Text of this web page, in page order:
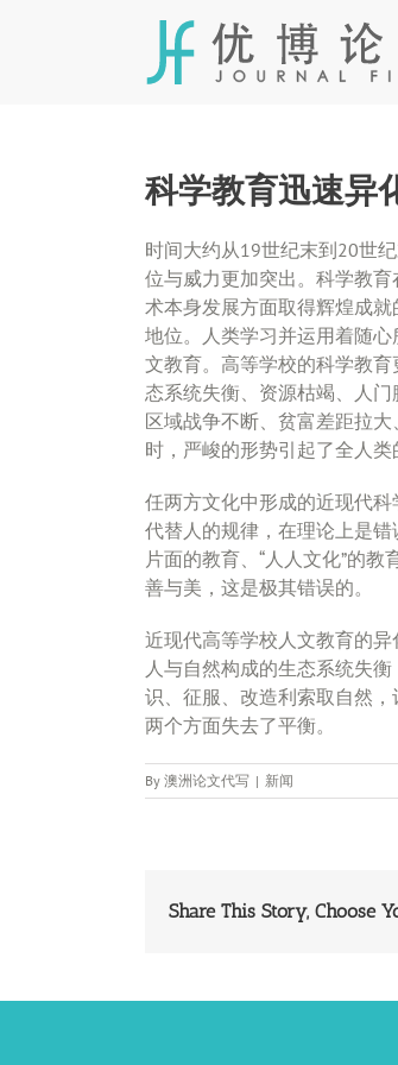
科学教育迅速异
时间大约从19世纪末到20世
位与威力更加突出。科学教
术本身发展方面取得辉煌成
地位。人类学习并运用着随
文教育。高等学校的科学教
态系统失衡、资源枯竭、人
区域战争不断、贫富差距拉
时，严峻的形势引起了全人类
任两方文化中形成的近现代
代替人的规律，在理论上是
片面的教育、“人人文化”的
善与美，这是极其错误的。
近现代高等学校人文教育的
人与自然构成的生态系统失
识、征服、改造利索取自然
两个方面失去了平衡。
By 澳洲论文代写 | 新闻
Share This Story, Choose